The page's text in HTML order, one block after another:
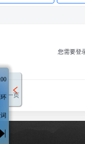
您需要登
后一页